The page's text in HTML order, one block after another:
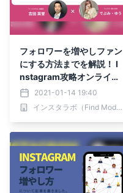
フォロワーを増やしファン
にする方法までを解説！ I
nstagram攻略オンライン
セミナー 1月29日に開催
2021-01-14 19:40
インスタラボ（Find Model）